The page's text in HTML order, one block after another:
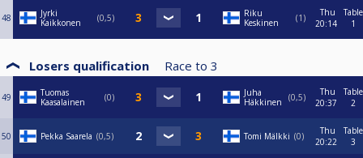
48
Jyrki
Kaikkonen
0,5
Riku
Keskinen
1
Thu
20:14
Table
1
Losers qualification Race to 3
49
Tuomas
Kaasalainen
0
Juha
Häkkinen
0,5
Thu
20:37
Table
2
50 Pekka Saarela 0,5 Tomi Mälkki 0
Thu
20:22
Table
3